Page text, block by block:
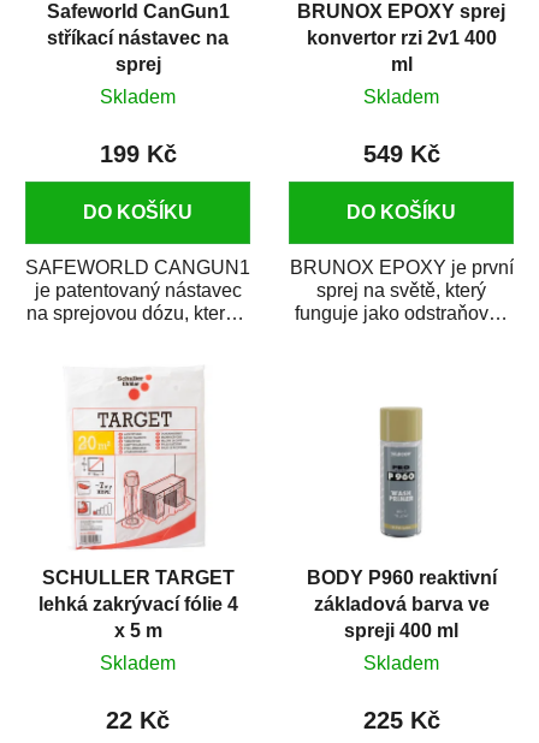
Safeworld CanGun1
stříkací nástavec na
sprej
Skladem
199 Kč
DO KOŠÍKU
SAFEWORLD CANGUN1
je patentovaný nástavec
na sprejovou dózu, který ji
BRUNOX EPOXY sprej
konvertor rzi 2v1 400
ml
Skladem
549 Kč
DO KOŠÍKU
BRUNOX EPOXY je první
sprej na světě, který
funguje jako odstraňovač
SCHULLER TARGET
lehká zakrývací fólie 4
x 5 m
Skladem
22 Kč
BODY P960 reaktivní
základová barva ve
spreji 400 ml
Skladem
225 Kč